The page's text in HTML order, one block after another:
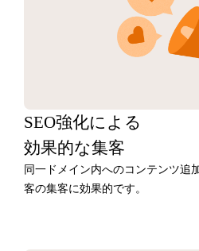
SEO強化による
効果的な集客
同一ドメイン内へのコンテンツ追
客の集客に効果的です。